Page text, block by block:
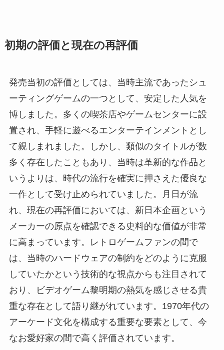
初期の評価と現在の再評価
発売当初の評価としては、当時主流であったシュ
ーティングゲームの一つとして、安定した人気を
博しました。多くの喫茶店やゲームセンターに設
置され、手軽に遊べるエンターテインメントとし
て親しまれました。しかし、類似のタイトルが数
多く存在したこともあり、当時は革新的な作品と
いうよりは、時代の流行を確実に押さえた優良な
一作として受け止められていました。月日が流
れ、現在の再評価においては、新日本企画という
メーカーの原点を確認できる史料的な価値が非常
に高まっています。レトロゲームファンの間で
は、当時のハードウェアの制約をどのように克服
していたかという技術的な視点からも注目されて
おり、ビデオゲーム黎明期の熱気を感じさせる貴
重な存在として語り継がれています。1970年代の
アーケード文化を構成する重要な要素として、今
なお愛好家の間で高く評価されています。